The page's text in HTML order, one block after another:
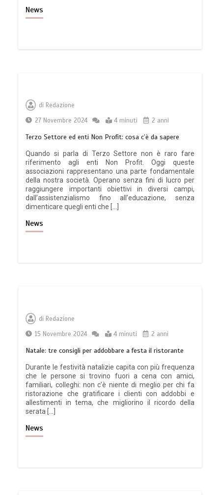
News
di Redazione
27 Novembre 2024
4 minuti 2 anni
Terzo Settore ed enti Non Profit: cosa c’è da sapere
Quando si parla di Terzo Settore non è raro fare
riferimento agli enti Non Profit. Oggi queste
associazioni rappresentano una parte fondamentale
della nostra società. Operano senza fini di lucro per
raggiungere importanti obiettivi in diversi campi,
dall’assistenzialismo fino all’educazione, senza
dimenticare quegli enti che […]
News
di Redazione
15 Novembre 2024
4 minuti 2 anni
Natale: tre consigli per addobbare a festa il ristorante
Durante le festività natalizie capita con più frequenza
che le persone si trovino fuori a cena con amici,
familiari, colleghi: non c’è niente di meglio per chi fa
ristorazione che gratificare i clienti con addobbi e
allestimenti in tema, che migliorino il ricordo della
serata […]
News